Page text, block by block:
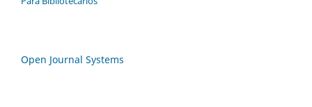
Open Journal Systems